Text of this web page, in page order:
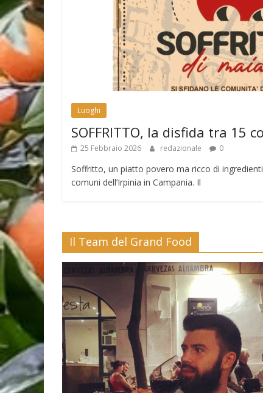
Luoghi
SOFFRITTO, la disfida tra 15
25 Febbraio 2026 redazionale 0
Soffritto, un piatto povero ma ricco di
comuni dell’Irpinia in Campania. Il
Il Team del Grand Food